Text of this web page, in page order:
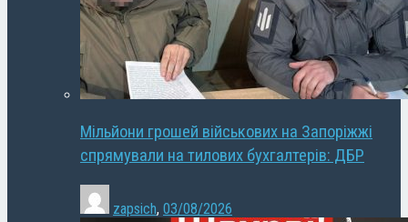
Мільйони грошей військових на Запоріжжі
спрямували на тилових бухгалтерів: ДБР
zapsich, 03/08/2026